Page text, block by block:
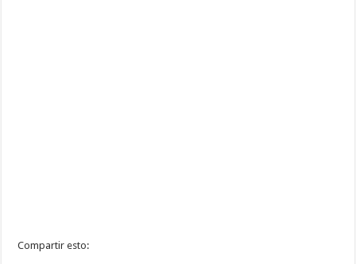
Compartir esto: